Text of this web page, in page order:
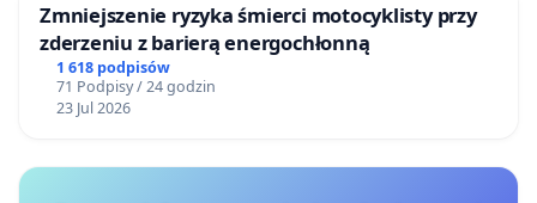
Zmniejszenie ryzyka śmierci motocyklisty przy
zderzeniu z barierą energochłonną
1 618 podpisów
71 Podpisy / 24 godzin
23 Jul 2026